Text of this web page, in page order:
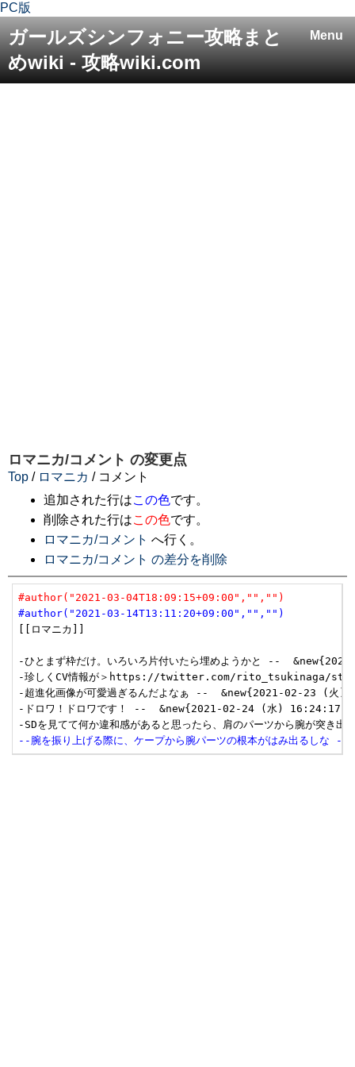
PC版
Menu
ガールズシンフォニー攻略まと
めwiki - 攻略wiki.com
ロマニカ/コメント の変更点
Top / ロマニカ / コメント
追加された行はこの色です。
削除された行はこの色です。
ロマニカ/コメント へ行く。
ロマニカ/コメント の差分を削除
#author("2021-03-04T18:09:15+09:00","","")
#author("2021-03-14T13:11:20+09:00","","")
[[ロマニカ]]
-ひとまず枠だけ。いろいろ片付いたら埋めようかと --
-珍しくCV情報が＞https://twitter.com/rito_tsukinaga/
-超進化画像が可愛過ぎるんだよなぁ --  &new{2021-02-23 (
-ドロワ！ドロワです！ --  &new{2021-02-24 (水) 16:24:17};
--腕を振り上げる際に、ケープから腕パーツの根本がはみ出る